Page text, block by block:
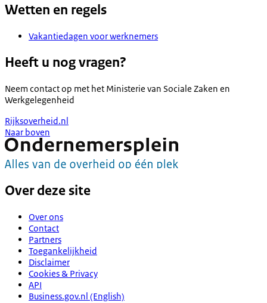
Wetten en regels
Vakantiedagen voor werknemers
Heeft u nog vragen?
Neem contact op met het Ministerie van Sociale Zaken en
Werkgelegenheid
Rijksoverheid.nl
Naar boven
Over deze site
Over ons
Contact
Partners
Toegankelijkheid
Disclaimer
Cookies & Privacy
API
Business.gov.nl (English)